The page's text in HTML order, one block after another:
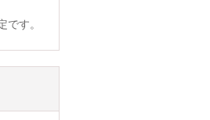
す。